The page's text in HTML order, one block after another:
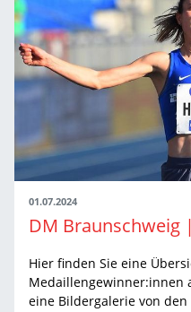
01.07.2024
Hier finden Sie eine
Medaillengewinner:innen
eine Bildergalerie von